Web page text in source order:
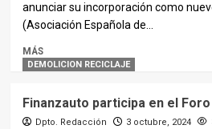
anunciar su incorporación como
(Asociación Española de...
MÁS
DEMOLICION RECICLAJE
Finanzauto participa en el Foro
Dpto. Redacción 3 octubre, 2024